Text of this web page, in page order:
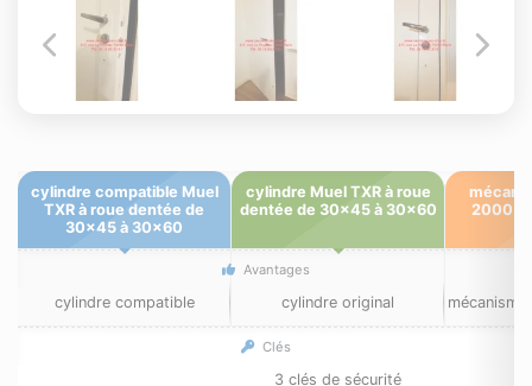
cylindre compatible Muel
TXR à roue dentée de
30x45 à 30x60
cylindre Muel TXR à roue
dentée de 30x45 à 30x60
2000
Avantages
cylindre compatible cylindre original
Clés
3 clés de sécurité